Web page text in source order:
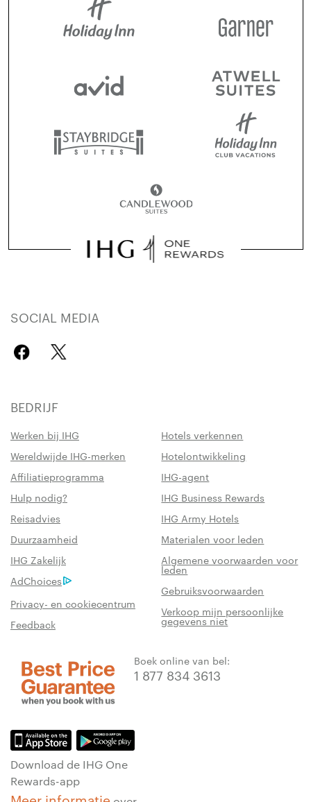
SOCIAL MEDIA
BEDRIJF
Werken bij IHG
Hotels verkennen
Wereldwijde IHG-merken
Hotelontwikkeling
Affiliatieprogramma
IHG-agent
Hulp nodig?
IHG Business Rewards
Reisadvies
IHG Army Hotels
Duurzaamheid
Materialen voor leden
IHG Zakelijk
Algemene voorwaarden voor
leden
AdChoices
Gebruiksvoorwaarden
Privacy- en cookiecentrum
Verkoop mijn persoonlijke
gegevens niet
Feedback
Boek online van bel:
1 877 834 3613
Download de IHG One
Rewards-app